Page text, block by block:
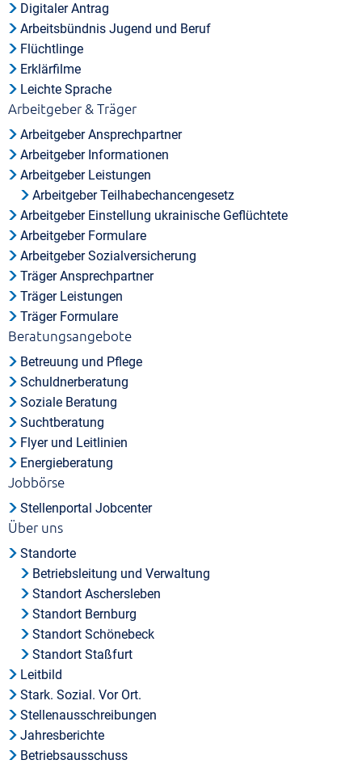
Digitaler Antrag
Arbeitsbündnis Jugend und Beruf
Flüchtlinge
Erklärfilme
Leichte Sprache
Arbeitgeber & Träger
Arbeitgeber Ansprechpartner
Arbeitgeber Informationen
Arbeitgeber Leistungen
Arbeitgeber Teilhabechancengesetz
Arbeitgeber Einstellung ukrainische Geflüchtete
Arbeitgeber Formulare
Arbeitgeber Sozialversicherung
Träger Ansprechpartner
Träger Leistungen
Träger Formulare
Beratungsangebote
Betreuung und Pflege
Schuldnerberatung
Soziale Beratung
Suchtberatung
Flyer und Leitlinien
Energieberatung
Jobbörse
Stellenportal Jobcenter
Über uns
Standorte
Betriebsleitung und Verwaltung
Standort Aschersleben
Standort Bernburg
Standort Schönebeck
Standort Staßfurt
Leitbild
Stark. Sozial. Vor Ort.
Stellenausschreibungen
Jahresberichte
Betriebsausschuss